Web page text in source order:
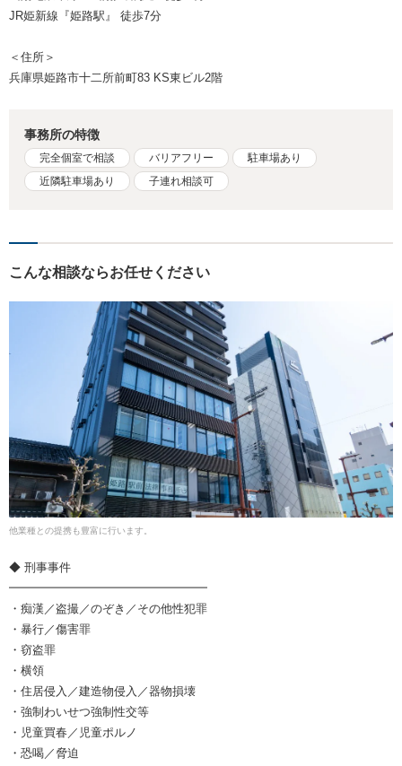
JR姫新線『姫路駅』 徒歩7分
＜住所＞
兵庫県姫路市十二所前町83 KS東ビル2階
事務所の特徴
完全個室で相談 バリアフリー
駐車場あり
近隣駐車場あり
子連れ相談可
こんな相談ならお任せください
他業種との提携も豊富に行います。
◆ 刑事事件
━━━━━━━━━━━━━━━━━
・痴漢／盗撮／のぞき／その他性犯罪
・暴行／傷害罪
・窃盗罪
・横領
・住居侵入／建造物侵入／器物損壊
・強制わいせつ強制性交等
・児童買春／児童ポルノ
・恐喝／脅迫